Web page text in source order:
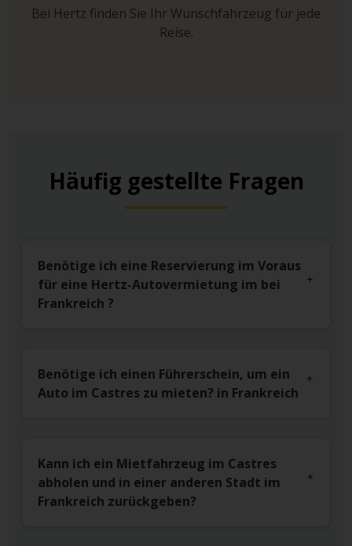
Bei Hertz finden Sie Ihr Wunschfahrzeug für jede
Reise.
Häufig gestellte Fragen
Benötige ich eine Reservierung im Voraus
für eine Hertz-Autovermietung im bei
Frankreich ?
Benötige ich einen Führerschein, um ein
Auto im Castres zu mieten? in Frankreich
Kann ich ein Mietfahrzeug im Castres
abholen und in einer anderen Stadt im
Frankreich zurückgeben?